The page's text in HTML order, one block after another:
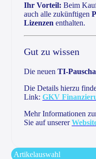
Ihr Vorteil: Beim
auch alle zukünftigen
Lizenzen enthalten.
Gut zu wissen
Die neuen TI-
Die Details hierzu
Link: GKV
Mehr Informationen
Sie auf unserer
Artikelauswahl